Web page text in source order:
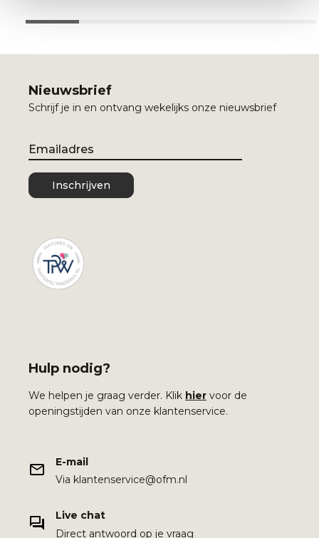
Nieuwsbrief
Schrijf je in en ontvang wekelijks onze nieuwsbrief
Email
Inschrijven
Hulp nodig?
We helpen je graag verder. Klik hier voor de
openingstijden van onze klantenservice.
E-mail
Via klantenservice@ofm.nl
Live chat
Direct antwoord op je vraag